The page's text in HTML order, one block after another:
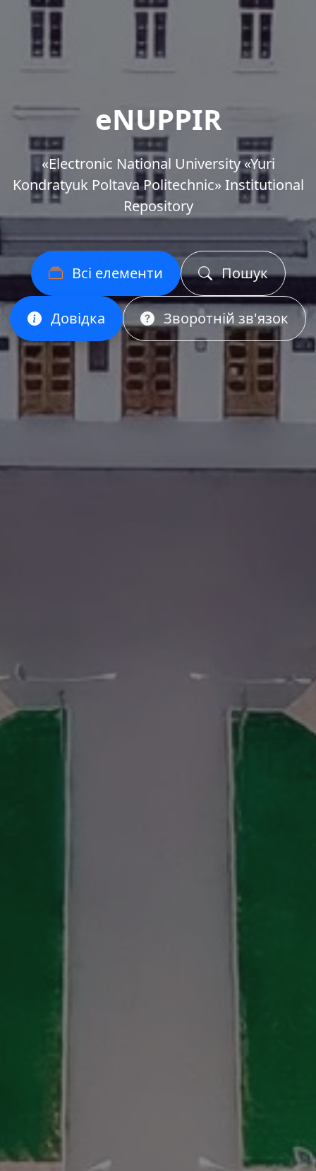
eNUPPIR
«Еlectronic National University «Yuri
Kondratyuk Poltava Politechnic» Institutional
Repository
Всі елементи Пошук
Довідка Зворотній зв'язок